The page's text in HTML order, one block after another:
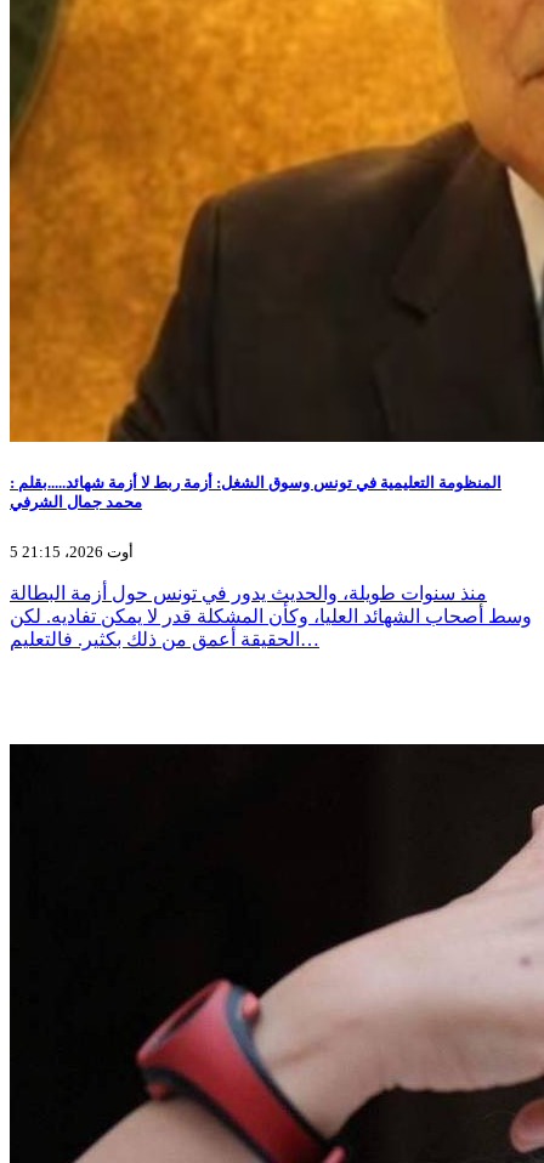
المنظومة التعليمية في تونس وسوق الشغل: أزمة ربط لا أزمة شهائد.....بقلم :
محمد جمال الشرفي
5 أوت 2026، 21:15
منذ سنوات طويلة، والحديث يدور في تونس حول أزمة البطالة
وسط أصحاب الشهائد العليا، وكأن المشكلة قدر لا يمكن تفاديه. لكن
الحقيقة أعمق من ذلك بكثير. فالتعليم…